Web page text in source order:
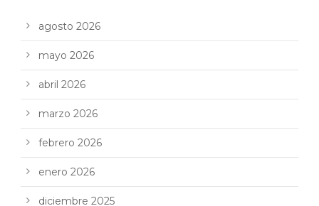
agosto 2026
mayo 2026
abril 2026
marzo 2026
febrero 2026
enero 2026
diciembre 2025